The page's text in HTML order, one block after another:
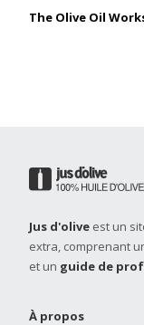
The Olive Oil
Jus d'olive est un
extra, comprenant
et un guide de
À propos